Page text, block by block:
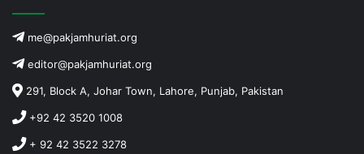
me@pakjamhuriat.org
editor@pakjamhuriat.org
291, Block A, Johar Town, Lahore, Punjab, Pakistan
+92 42 3520 1008
+ 92 42 3522 3278